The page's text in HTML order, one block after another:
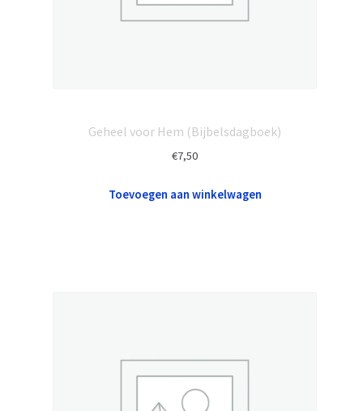
Geheel voor Hem (Bijbelsdagboek)
€7,50
Toevoegen aan winkelwagen